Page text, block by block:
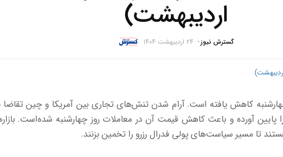
اردیبهشت)
گسترش نیوز ۲۴ اردیبهشت ۱۴۰۴
کاهش یافته است. آرام شدن تنش‌های تجاری بین آمریکا و چین تقاضا
پایین آورده و باعث کاهش قیمت آن در معاملات روز چهارشنبه شده‌است.
تا مسیر سیاست‌های پولی فدرال رزرو را تخمین بزنند.